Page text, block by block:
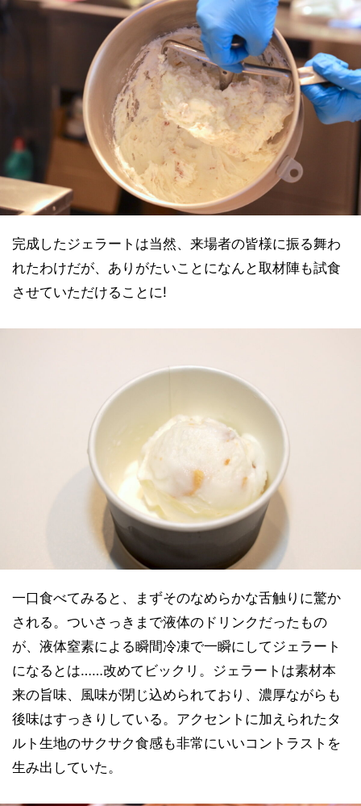
完成したジェラートは当然、来場者の皆様に振る舞わ
れたわけだが、ありがたいことになんと取材陣も試食
させていただけることに!
一口食べてみると、まずそのなめらかな舌触りに驚か
される。ついさっきまで液体のドリンクだったもの
が、液体窒素による瞬間冷凍で一瞬にしてジェラート
になるとは……改めてビックリ。ジェラートは素材本
来の旨味、風味が閉じ込められており、濃厚ながらも
後味はすっきりしている。アクセントに加えられたタ
ルト生地のサクサク食感も非常にいいコントラストを
生み出していた。